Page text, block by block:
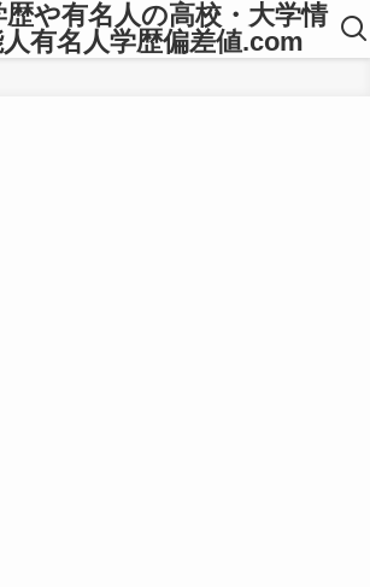
や有名人の高校・大学情
有名人学歴偏差値.com